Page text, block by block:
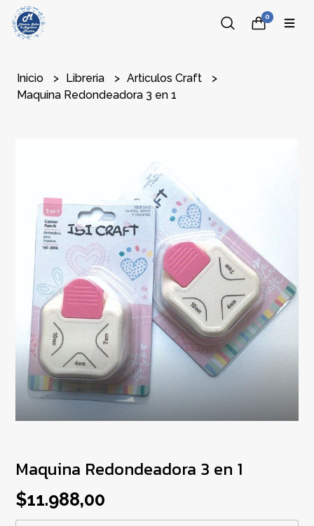
0
Inicio Libreria
Articulos Craft
Maquina Redondeadora 3 en 1
Maquina Redondeadora 3 en 1
$11.988,00